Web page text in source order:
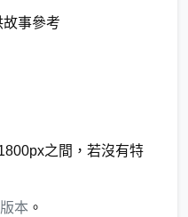
事參考
之間，若沒有特
版本 。